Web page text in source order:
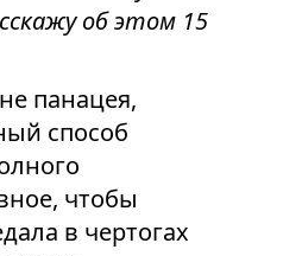
об этом 15
панацея,
способ
чтобы
в чертогах